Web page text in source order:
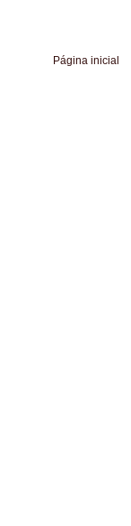
Página inicial